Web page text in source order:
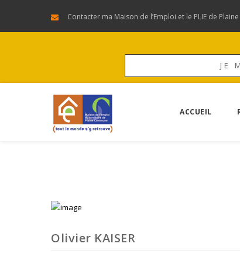
Contacter ma Maison de l’Emploi et le PLIE de
JE
ACCUEIL
Olivier KAISER